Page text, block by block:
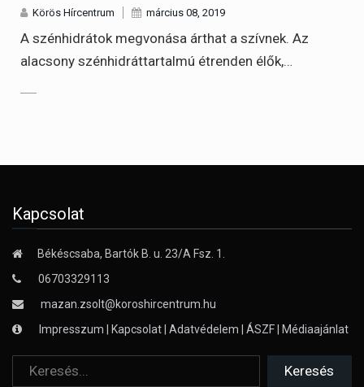
Körös Hírcentrum március 08, 2019
A szénhidrátok megvonása árthat a szívnek. Az
alacsony szénhidráttartalmú étrenden élők,…
Kapcsolat
Békéscsaba, Bartók B. u. 23/A Fsz. 1.
06703329113
mazan.zsolt@koroshircentrum.hu
Impresszum | Kapcsolat| Adatvédelem | ÁSZF| Médiaajánlat